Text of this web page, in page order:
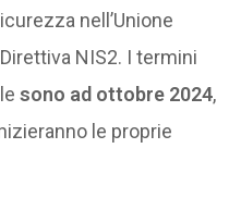
nell’Unione
NIS2. I termini
sono ad ottobre 2024,
le proprie